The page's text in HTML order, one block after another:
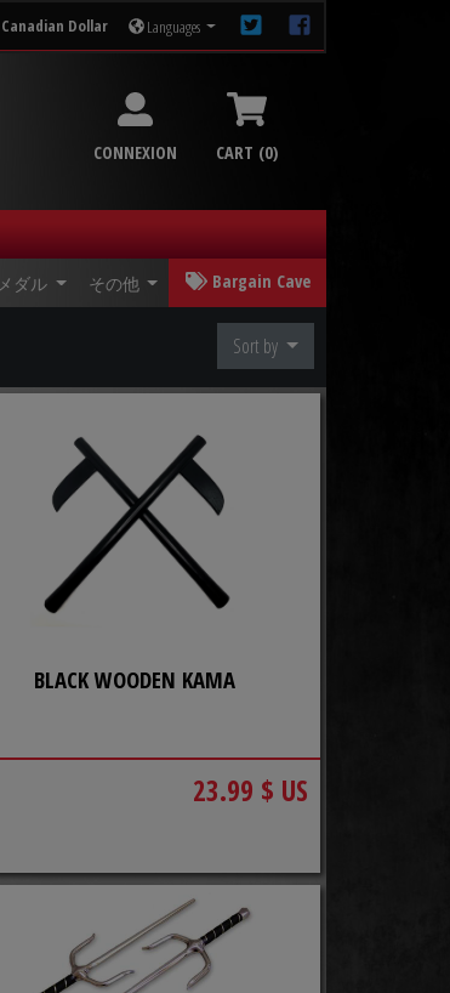
Languages
Canadian Dollar
CONNEXION CART (0)
Bargain Cave
その他
メダル
Sort by
BLACK WOODEN KAMA
23.99 $ US